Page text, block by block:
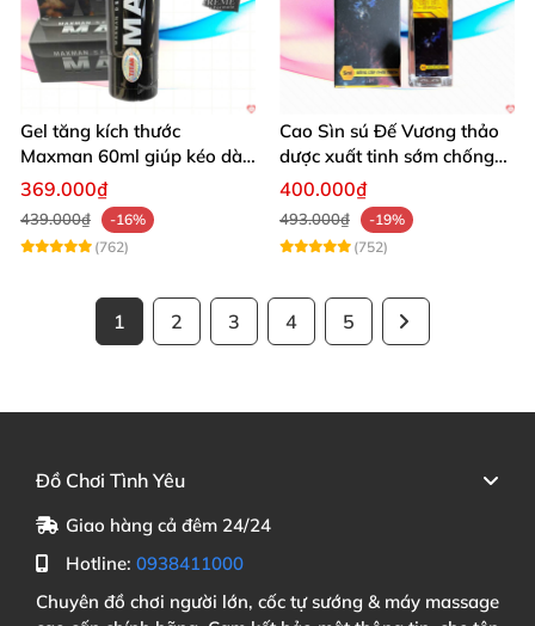
Gel tăng kích thước
Maxman 60ml giúp kéo dài
thời gian quan hệ hiệu quả
369.000₫
439.000₫
-16%
(762)
Cao Sìn sú Đế Vương thảo
dược xuất tinh sớm chống
hiệu quả nhất
400.000₫
493.000₫
-19%
(752)
1 2 3 4 5
Đồ Chơi Tình Yêu
Giao hàng cả đêm 24/24
Hotline: 0938411000
Chuyên đồ chơi người lớn, cốc tự sướng & máy massage